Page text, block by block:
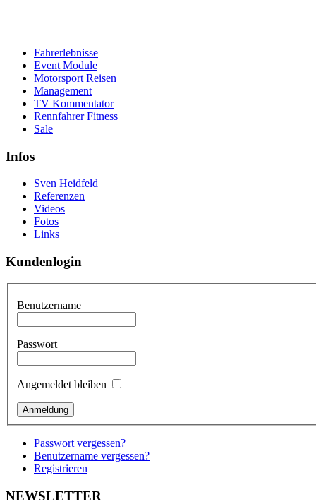
Fahrerlebnisse
Event Module
Motorsport Reisen
Management
TV Kommentator
Rennfahrer Fitness
Sale
Infos
Sven Heidfeld
Referenzen
Videos
Fotos
Links
Kundenlogin
Benutzername
Passwort
Angemeldet bleiben
Passwort vergessen?
Benutzername vergessen?
Registrieren
NEWSLETTER